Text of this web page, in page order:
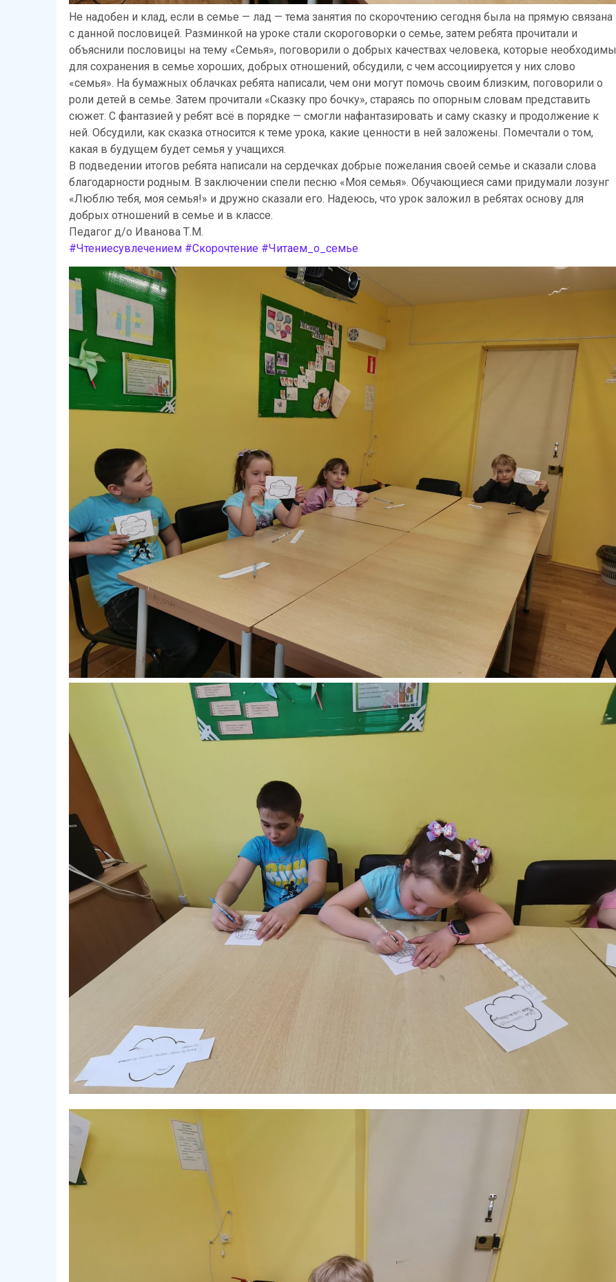
Не надобен и клад, если в семье — лад — тема занятия по скорочтению сегодня была на прямую связана
с данной пословицей. Разминкой на уроке стали скороговорки о семье, затем ребята прочитали и
объяснили пословицы на тему «Семья», поговорили о добрых качествах человека, которые необходимы
для сохранения в семье хороших, добрых отношений, обсудили, с чем ассоциируется у них слово
«семья». На бумажных облачках ребята написали, чем они могут помочь своим близким, поговорили о
роли детей в семье. Затем прочитали «Сказку про бочку», стараясь по опорным словам представить
сюжет. С фантазией у ребят всё в порядке — смогли нафантазировать и саму сказку и продолжение к
ней. Обсудили, как сказка относится к теме урока, какие ценности в ней заложены. Помечтали о том,
какая в будущем будет семья у учащихся.
В подведении итогов ребята написали на сердечках добрые пожелания своей семье и сказали слова
благодарности родным. В заключении спели песню «Моя семья». Обучающиеся сами придумали лозунг
«Люблю тебя, моя семья!» и дружно сказали его. Надеюсь, что урок заложил в ребятах основу для
добрых отношений в семье и в классе.
Педагог д/о Иванова Т.М.
#Чтениесувлечением #Скорочтение #Читаем_о_семье